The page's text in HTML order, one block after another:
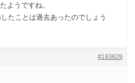
ようですね。
たことは過去あったのでしょう
#193629